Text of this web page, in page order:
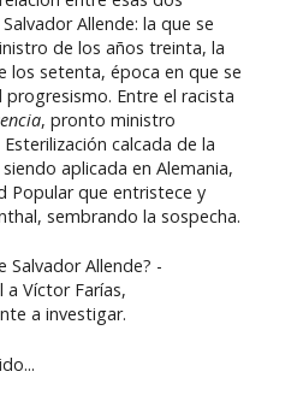
Allende: la que se
de los años treinta, la
los setenta, época en que se
Entre el racista
, pronto ministro
calcada de la
aplicada en Alemania,
Popular que entristece y
sembrando la sospecha.
Salvador Allende? -
Víctor Farías,
a investigar.